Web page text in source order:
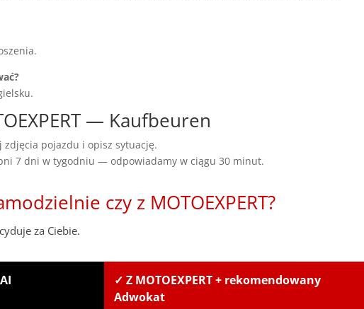
— Kaufbeuren
pojazdu i opisz sytuację.
7 dni w tygodniu — odpowiadamy w ciągu 30 minut.
czy z MOTOEXPERT?
za Ciebie.
✓ Z MOTOEXPERT + rekomendowany
Adwokat